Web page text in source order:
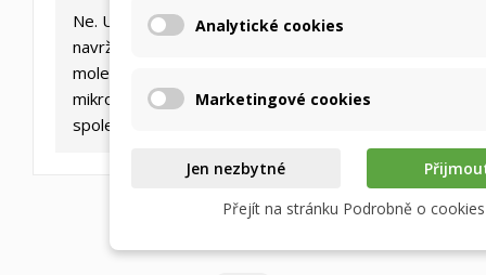
Ne. Unikátní polymerní membrána ZERN je
navržena tak, aby propouštěla pouze
molekuly vody. Pachy, plyny a
mikroorganismy jsou přes membránu
spolehlivě blokovány.
Analytické cookies
Marketingové cookies
Jen nezbytné
Přejít na stránku Podrobně o cookies